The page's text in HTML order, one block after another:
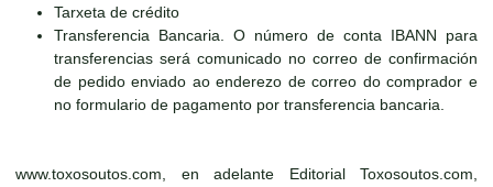
Tarxeta de crédito
Transferencia Bancaria. O número de conta IBANN para
transferencias será comunicado no correo de confirmación
de pedido enviado ao enderezo de correo do comprador e
no formulario de pagamento por transferencia bancaria.
www.toxosoutos.com, en adelante Editorial Toxosoutos.com,